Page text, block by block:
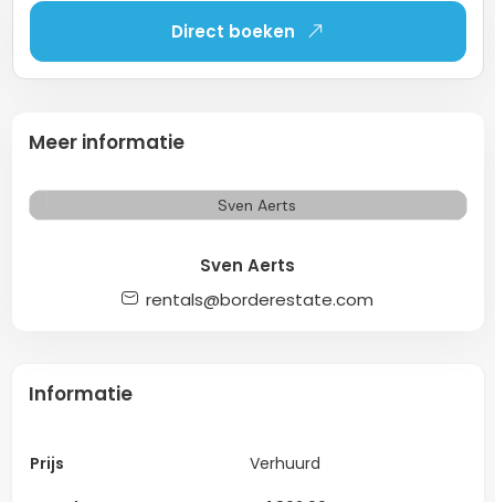
Informatie
Prijs
Verhuurd
Direct boeken
Meer informatie
Sven Aerts
rentals@borderestate.com